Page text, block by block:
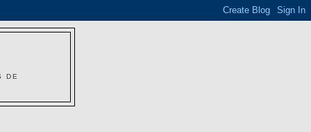
DE